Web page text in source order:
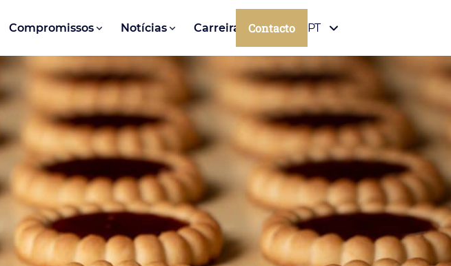
Compromissos Notícias Carreiras Contacto PT